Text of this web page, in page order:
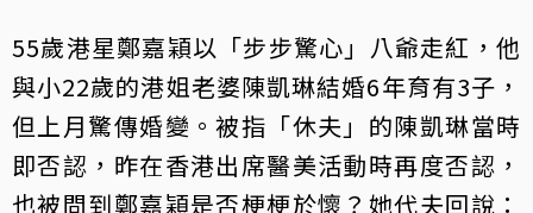
55歲港星鄭嘉穎以「步步驚心」八爺走紅，他
與小22歲的港姐老婆陳凱琳結婚6年育有3子，
但上月驚傳婚變。被指「休夫」的陳凱琳當時
即否認，昨在香港出席醫美活動時再度否認，
也被問到鄭嘉穎是否梗梗於懷？她代夫回說：